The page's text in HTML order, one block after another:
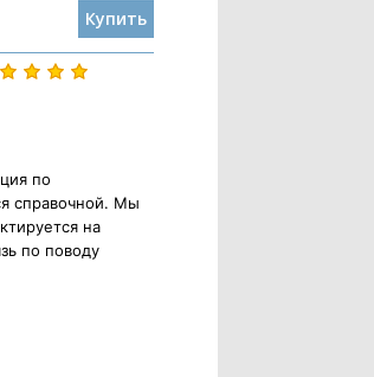
Купить
по
справочной. Мы
на
по поводу